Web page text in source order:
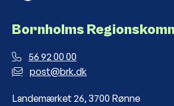
Bornholms
56 92 00 00
post@brk.dk
Landemærket 26, 3700 Rønne